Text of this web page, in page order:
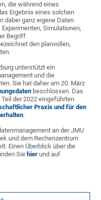
die während eines
Ergebnis eines solchen
dabei ganz eigene Daten
Simulationen,
Begriff
den planvollen,
unterstützt ein
und die
Sie hat daher am 20. März
beschlossen. Das
der 2022 eingeführten
Praxis und für den
.
an der JMU
und dem Rechenzentrum
Einen Überblick über die
Sie hier und auf